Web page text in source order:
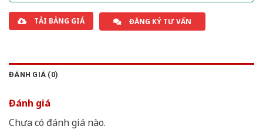
TẢI BẢNG GIÁ ĐĂNG KÝ TƯ VẤN
ĐÁNH GIÁ (0)
Đánh giá
Chưa có đánh giá nào.